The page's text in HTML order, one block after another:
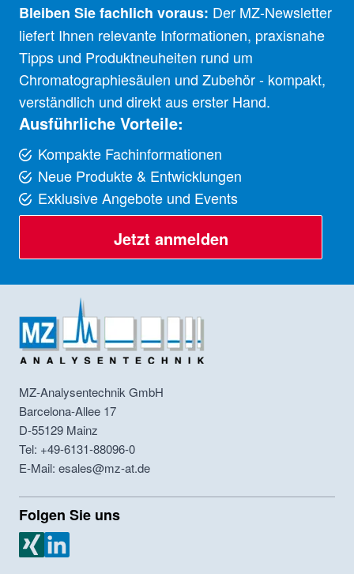
Bleiben Sie fachlich voraus: Der MZ-Newsletter
liefert Ihnen relevante Informationen, praxisnahe
Tipps und Produktneuheiten rund um
Chromatographiesäulen und Zubehör - kompakt,
verständlich und direkt aus erster Hand.
Ausführliche Vorteile:
Kompakte Fachinformationen
Neue Produkte & Entwicklungen
Exklusive Angebote und Events
Jetzt anmelden
MZ-Analysentechnik GmbH
Barcelona-Allee 17
D-55129 Mainz
Tel: +49-6131-88096-0
E-Mail: esales@mz-at.de
Folgen Sie uns
MZ Analysentechnik Xing
MZ Analysentechnik LinkedIn